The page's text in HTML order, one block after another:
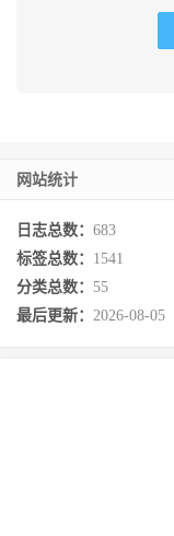
网站统计
日志总数： 683
标签总数： 1541
分类总数： 55
最后更新： 2026-08-05